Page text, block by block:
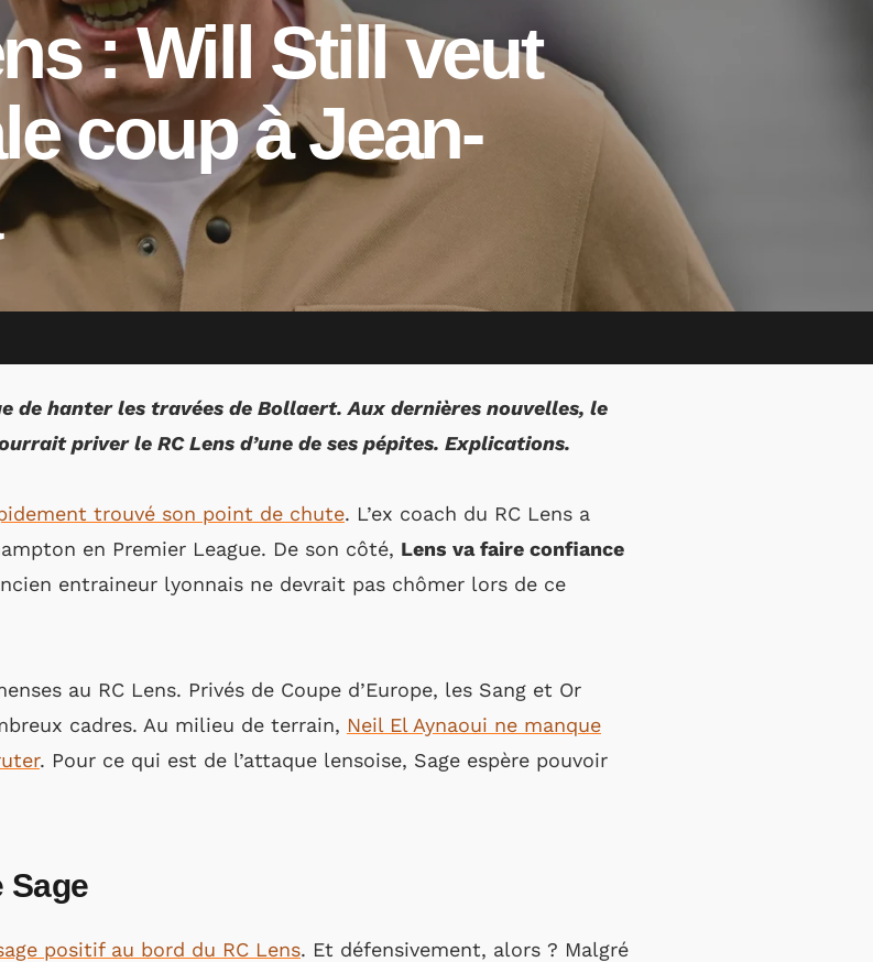
: Will Still veut
coup à Jean-
de hanter les travées de Bollaert. Aux dernières nouvelles, le
priver le RC Lens d’une de ses pépites. Explications.
trouvé son point de chute. L’ex coach du RC Lens a
en Premier League. De son côté, Lens va faire confiance
entraineur lyonnais ne devrait pas chômer lors de ce
au RC Lens. Privés de Coupe d’Europe, les Sang et Or
cadres. Au milieu de terrain, Neil El Aynaoui ne manque
. Pour ce qui est de l’attaque lensoise, Sage espère pouvoir
Sage
positif au bord du RC Lens. Et défensivement, alors ? Malgré